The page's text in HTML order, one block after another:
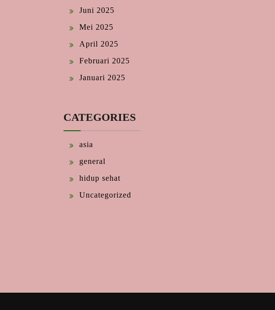
Juni 2025
Mei 2025
April 2025
Februari 2025
Januari 2025
CATEGORIES
asia
general
hidup sehat
Uncategorized